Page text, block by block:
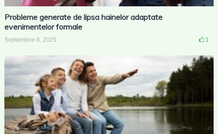
Probleme generate de lipsa hainelor adaptate
evenimentelor formale
Septembrie 6, 2025 1